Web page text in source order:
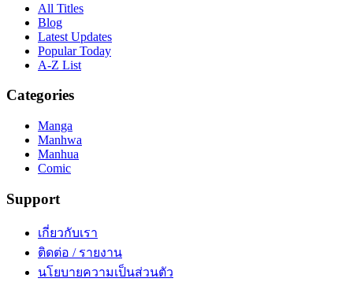
All Titles
Blog
Latest Updates
Popular Today
A-Z List
Categories
Manga
Manhwa
Manhua
Comic
Support
เกี่ยวกับเรา
ติดต่อ / รายงาน
นโยบายความเป็นส่วนตัว